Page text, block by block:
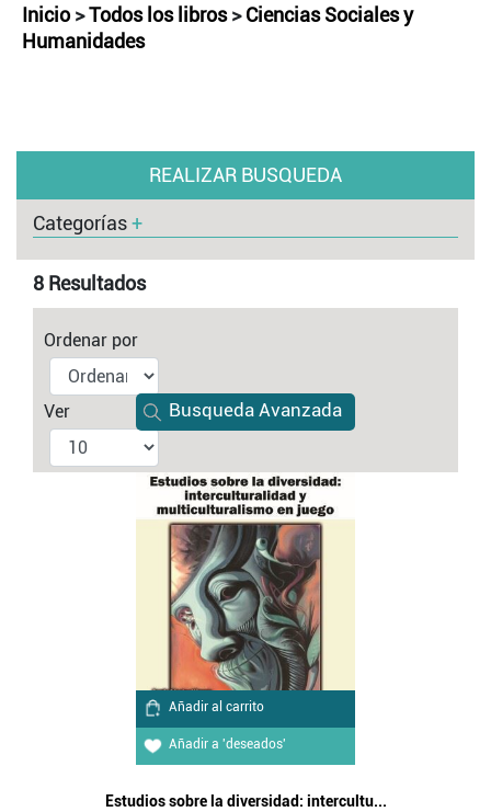
Inicio >Todos los libros >Ciencias Sociales y
Humanidades
REALIZAR BUSQUEDA
Categorías+
8 Resultados
Ordenar por
Ver Busqueda Avanzada
Añadir al carrito
Añadir a 'deseados'
Estudios sobre la diversidad: intercultu...